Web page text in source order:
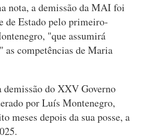
nota, a demissão da MAI foi
de Estado pelo primeiro-
"que assumirá
as competências de Maria
demissão do XXV Governo
por Luís Montenegro,
meses depois da sua posse, a